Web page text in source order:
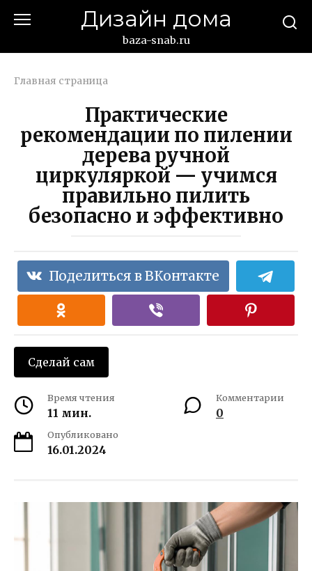
Дизайн дома
baza-snab.ru
Главная страница
Практические
рекомендации по пилении
дерева ручной
циркуляркой — учимся
правильно пилить
безопасно и эффективно
Поделиться в ВКонтакте
Сделай сам
Время чтения
11 мин.
Комментарии
0
Опубликовано
16.01.2024